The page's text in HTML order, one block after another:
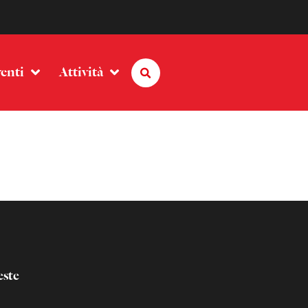
Attività